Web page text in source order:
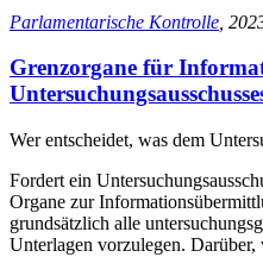
Parlamentarische Kontrolle ,
Grenzorgane für
Wer entscheidet, was dem
Fordert ein
Organe zur
grundsätzlich alle
Unterlagen vorzulegen. Darüber,